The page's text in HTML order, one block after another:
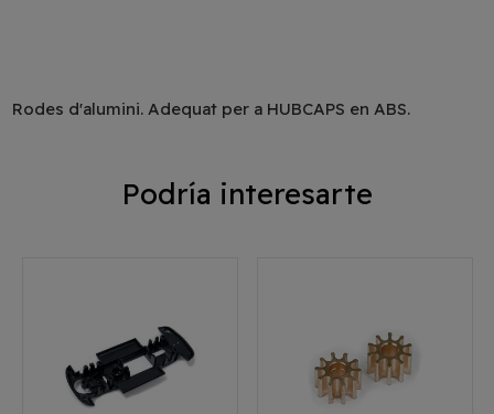
Rodes d'alumini. Adequat per a HUBCAPS en ABS.
Podría interesarte